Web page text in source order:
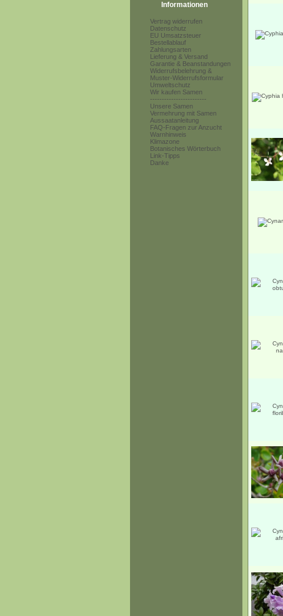
Informationen
Vertrag widerrufen
Datenschutz
EU Umsatzsteuer
Bestellablauf
Zahlungsarten
Lieferung & Versand
Garantie & Beanstandungen
Widerrufsbelehrung &
Muster-Widerrufsformular
Umweltschutz
Wir kaufen Samen
------------------------
Unsere Samen
Vermehrung mit Samen
Aussaatanleitung
FAQ-Fragen zur Anzucht
Warnhinweis
Klimazone
Botanisches Wörterbuch
Link-Tipps
Danke